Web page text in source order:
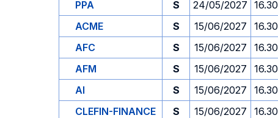
PPA
S 24/05/2027 16.30
ACME
S 15/06/2027 16.30
AFC
S 15/06/2027 16.30
AFM
S 15/06/2027 16.30
AI
S 15/06/2027 16.30
CLEFIN-FINANCE
S 15/06/2027 16.30